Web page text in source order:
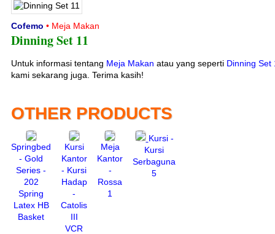
Cofemo • Meja Makan
Dinning Set 11
Untuk informasi tentang Meja Makan atau yang seperti Dinning Set
kami sekarang juga. Terima kasih!
OTHER PRODUCTS
Springbed
- Gold
Series -
202
Spring
Latex HB
Basket
Kursi
Kantor
- Kursi
Hadap
-
Catolis
III
VCR
Meja
Kantor
-
Rossa
1
Kursi -
Kursi
Serbaguna
5